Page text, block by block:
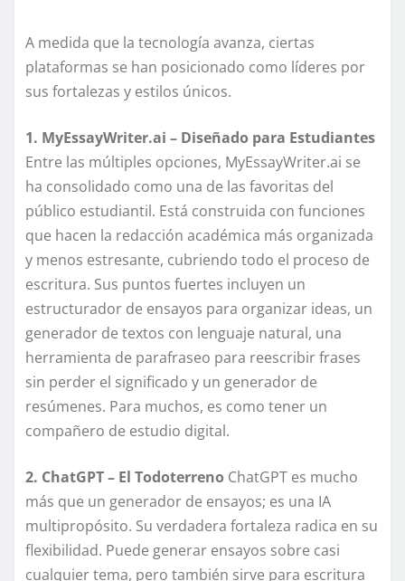
A medida que la tecnología avanza, ciertas
plataformas se han posicionado como líderes por
sus fortalezas y estilos únicos.
1. MyEssayWriter.ai – Diseñado para Estudiantes
Entre las múltiples opciones, MyEssayWriter.ai se
ha consolidado como una de las favoritas del
público estudiantil. Está construida con funciones
que hacen la redacción académica más organizada
y menos estresante, cubriendo todo el proceso de
escritura. Sus puntos fuertes incluyen un
estructurador de ensayos para organizar ideas, un
generador de textos con lenguaje natural, una
herramienta de parafraseo para reescribir frases
sin perder el significado y un generador de
resúmenes. Para muchos, es como tener un
compañero de estudio digital.
2. ChatGPT – El Todoterreno ChatGPT es mucho
más que un generador de ensayos; es una IA
multipropósito. Su verdadera fortaleza radica en su
flexibilidad. Puede generar ensayos sobre casi
cualquier tema, pero también sirve para escritura